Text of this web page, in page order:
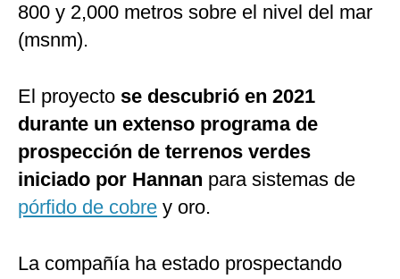
800 y 2,000 metros sobre el nivel del mar
(msnm).
El proyecto se descubrió en 2021
durante un extenso programa de
prospección de terrenos verdes
iniciado por Hannan para sistemas de
pórfido de cobre y oro.
La compañía ha estado prospectando